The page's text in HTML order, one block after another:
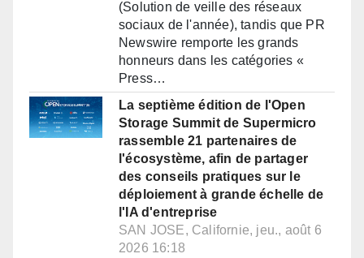
(Solution de veille des réseaux
sociaux de l'année), tandis que PR
Newswire remporte les grands
honneurs dans les catégories «
Press…
La septième édition de l'Open
Storage Summit de Supermicro
rassemble 21 partenaires de
l'écosystème, afin de partager
des conseils pratiques sur le
déploiement à grande échelle de
l'IA d'entreprise
SAN JOSE, Californie, jeu., août 6
2026 16:18